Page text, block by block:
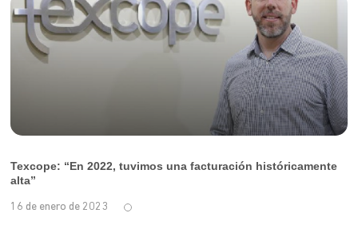
Texcope: “En 2022, tuvimos una facturación históricamente
alta”
16 de enero de 2023